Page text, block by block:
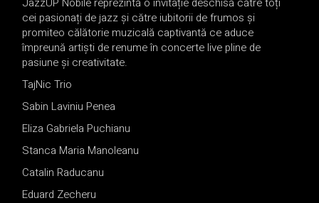
cei pasionați de jazz și către iubitorii de frumos și
promiteo călătorie muzicală captivantă ce aduce
împreună artiști de renume în concerte live pline de
pasiune și creativitate.
TajNic Trio
Sabin Laviniu Penea
Eliza Gabriela Puchianu
Stanca Maria Manoleanu
Catalin Raducanu
Eduard Zecheru